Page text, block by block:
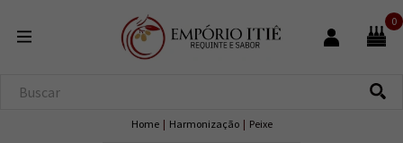
0
Home | Harmonização | Peixe